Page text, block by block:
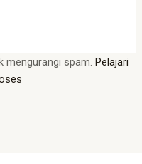
mengurangi spam. Pelajari